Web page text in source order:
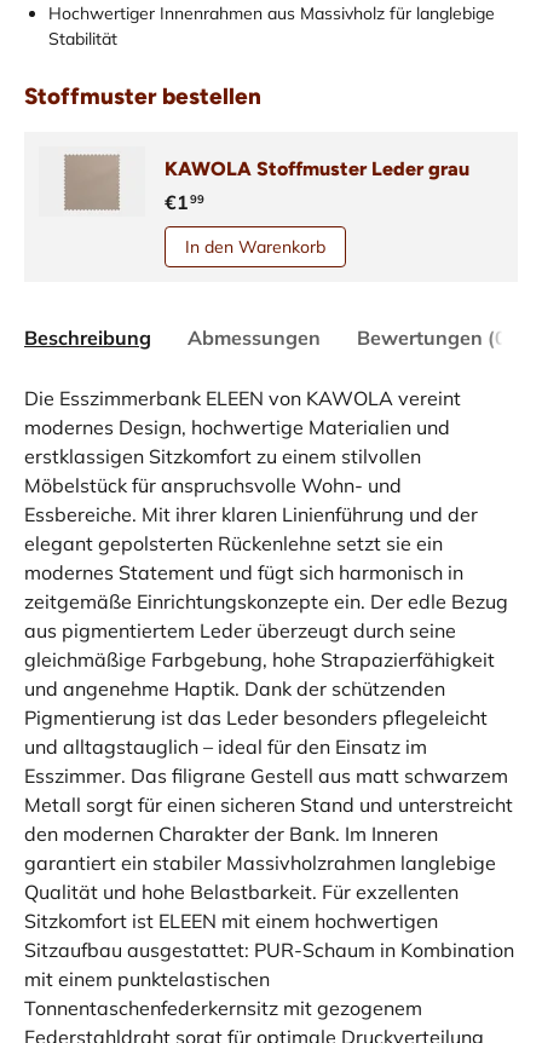
Hochwertiger Innenrahmen aus Massivholz für langlebige
Stabilität
Stoffmuster bestellen
KAWOLA Stoffmuster Leder grau
€199
In den Warenkorb
Beschreibung Abmessungen Bewertungen (0)
Die Esszimmerbank ELEEN von KAWOLA vereint
modernes Design, hochwertige Materialien und
erstklassigen Sitzkomfort zu einem stilvollen
Möbelstück für anspruchsvolle Wohn- und
Essbereiche. Mit ihrer klaren Linienführung und der
elegant gepolsterten Rückenlehne setzt sie ein
modernes Statement und fügt sich harmonisch in
zeitgemäße Einrichtungskonzepte ein. Der edle Bezug
aus pigmentiertem Leder überzeugt durch seine
gleichmäßige Farbgebung, hohe Strapazierfähigkeit
und angenehme Haptik. Dank der schützenden
Pigmentierung ist das Leder besonders pflegeleicht
und alltagstauglich – ideal für den Einsatz im
Esszimmer. Das filigrane Gestell aus matt schwarzem
Metall sorgt für einen sicheren Stand und unterstreicht
den modernen Charakter der Bank. Im Inneren
garantiert ein stabiler Massivholzrahmen langlebige
Qualität und hohe Belastbarkeit. Für exzellenten
Sitzkomfort ist ELEEN mit einem hochwertigen
Sitzaufbau ausgestattet: PUR-Schaum in Kombination
mit einem punktelastischen
Tonnentaschenfederkernsitz mit gezogenem
Federstahldraht sorgt für optimale Druckverteilung